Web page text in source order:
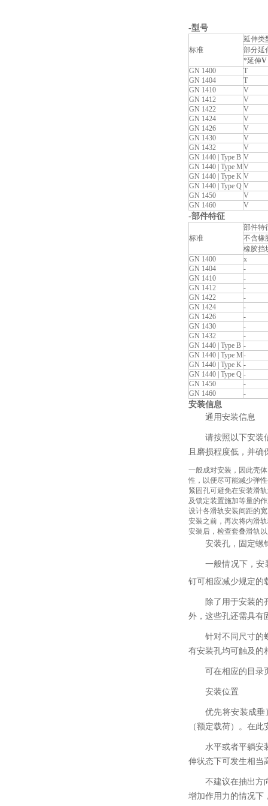
-型号
标准
延伸类
部分延
*延伸V
GN 1400
T
GN 1404
T
GN 1410
V
GN 1412
V
GN 1422
V
GN 1424
V
GN 1426
V
GN 1430
V
GN 1432
V
GN 1440 | Type B V
GN 1440 | Type MV
GN 1440 | Type K V
GN 1440 | Type Q V
GN 1450
V
GN 1460
V
-部件特征
标准
部件特
不含橡
橡胶挡
GN 1400
x
GN 1404
-
GN 1410
-
GN 1412
-
GN 1422
-
GN 1424
-
GN 1426
-
GN 1430
-
GN 1432
-
GN 1440 | Type B -
GN 1440 | Type M-
GN 1440 | Type K -
GN 1440 | Type Q -
GN 1450
-
GN 1460
-
安装信息
通用安装信息
请按照以下安装
且磨损程度低，并
一般成对安装，因此壳
性，以便尽可能减少弹
紧固孔可避免在安装滑
及锁定装置施加等量的
设计各滑轨安装间距的
安装之前，再次将内滑
安装后，检查套叠滑轨
安装孔，固定螺
一般情况下，安
钉可相应减少规定的
除了用于安装的
外，这些孔还需具有
针对不同尺寸的
有安装孔均可触及的
可在相应的目录
安装位置
优先将安装成垂
（额定载荷）。在
水平或者平躺安
伸状态下可发生相当
不建议在抽出方
增加作用力的情况下